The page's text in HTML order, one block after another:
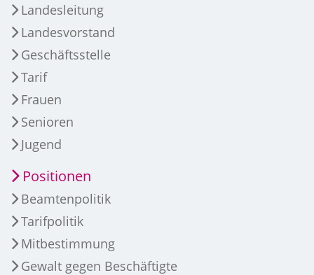
Landesleitung
Landesvorstand
Geschäftsstelle
Tarif
Frauen
Senioren
Jugend
Positionen
Beamtenpolitik
Tarifpolitik
Mitbestimmung
Gewalt gegen Beschäftigte